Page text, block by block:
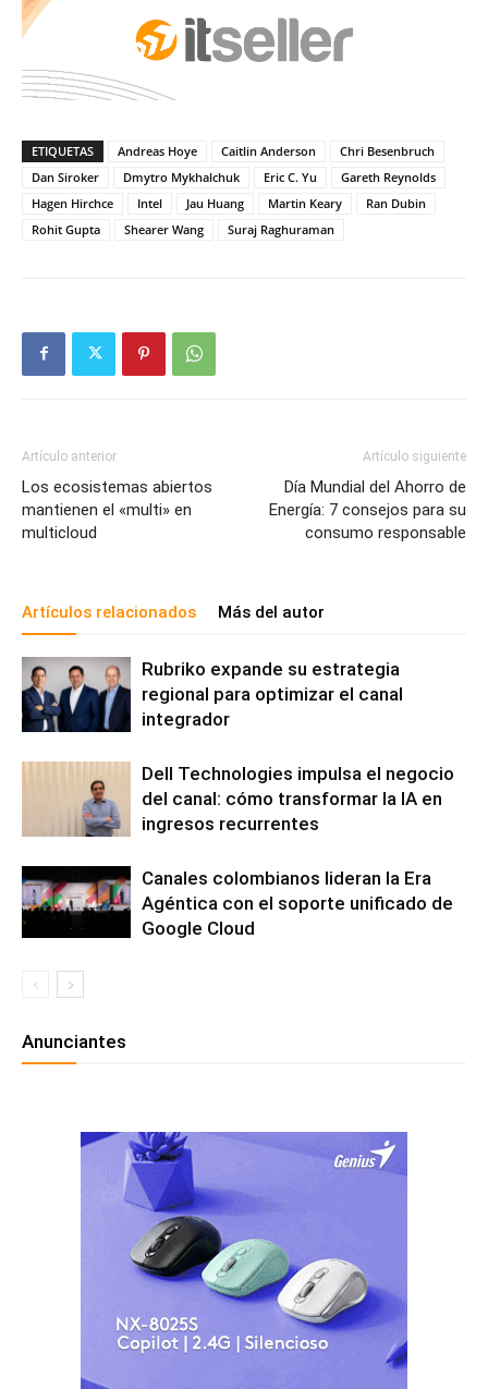
ETIQUETAS Andreas Hoye Caitlin Anderson
Chri Besenbruch
Dan Siroker
Dmytro Mykhalchuk Eric C. Yu
Gareth Reynolds
Hagen Hirchce
Intel Jau Huang Martin Keary
Ran Dubin
Rohit Gupta
Shearer Wang Suraj Raghuraman
Artículo anterior
Los ecosistemas abiertos
mantienen el «multi» en
multicloud
Artículo siguiente
Día Mundial del Ahorro de
Energía: 7 consejos para su
consumo responsable
Artículos relacionados Más del autor
Rubriko expande su estrategia
regional para optimizar el canal
integrador
Dell Technologies impulsa el negocio
del canal: cómo transformar la IA en
ingresos recurrentes
Canales colombianos lideran la Era
Agéntica con el soporte unificado de
Google Cloud
Anunciantes